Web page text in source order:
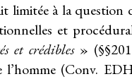
limitée à la question
et
et crédibles»
(Conv.